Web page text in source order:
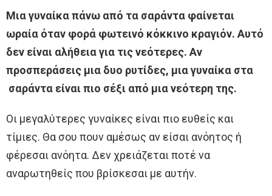
Μια γυναίκα πάνω από τα σαράντα φαίνεται
ωραία όταν φορά φωτεινό κόκκινο κραγιόν. Αυτό
δεν είναι αλήθεια για τις νεότερες. Αν
προσπεράσεις μια δυο ρυτίδες, μια γυναίκα στα
σαράντα είναι πιο σέξι από μια νεότερη της.
Οι μεγαλύτερες γυναίκες είναι πιο ευθείς και
τίμιες. Θα σου πουν αμέσως αν είσαι ανόητος ή
φέρεσαι ανόητα. Δεν χρειάζεται ποτέ να
αναρωτηθείς που βρίσκεσαι με αυτήν.